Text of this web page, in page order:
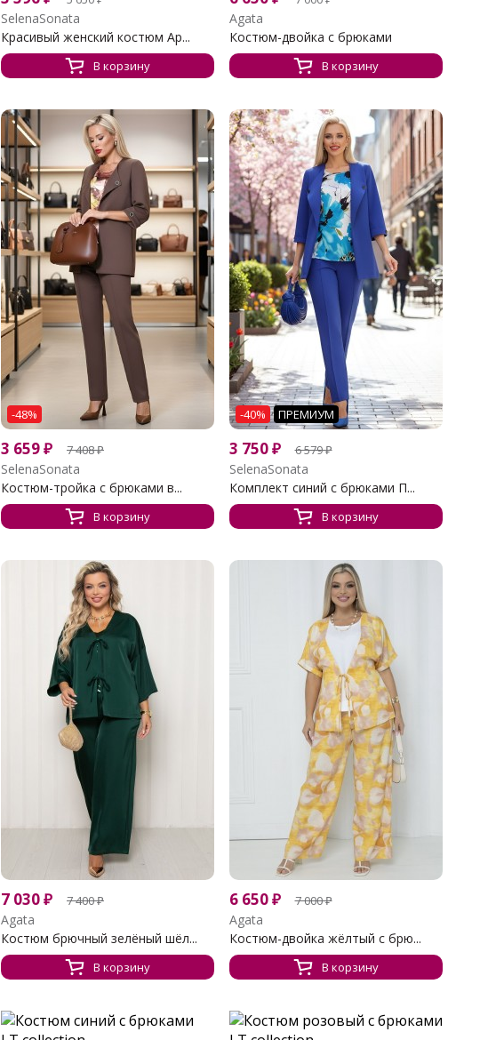
SelenaSonata
Красивый женский костюм Ар...
В корзину
Agata
Костюм-двойка с брюками
В корзину
-48%
3 659₽ 7 408₽
SelenaSonata
Костюм-тройка с брюками в...
В корзину
-40% ПРЕМИУМ
3 750₽ 6 579₽
SelenaSonata
Комплект синий с брюками П...
В корзину
7 030₽ 7 400₽
Agata
Костюм брючный зелёный шёл...
В корзину
6 650₽ 7 000₽
Agata
Костюм-двойка жёлтый с брю...
В корзину